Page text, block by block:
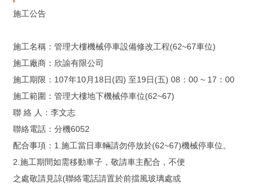
施工公告
施工名稱：管理大樓機械停車設備修改工程(62~67車位)
施工廠商：欣諭有限公司
施工期限：107年10月18日(四) 至19日(五) 08：00 ~ 17：00
施工範圍：管理大樓地下機械停車位(62~67)
聯 絡 人：李文志
聯絡電話：分機6052
配合事項：1.施工當日車輛請勿停放於(62~67)機械停車位。
2.施工期間如需移動車子，敬請車主配合，不便
之處敬請見諒(聯絡電話請置於前擋風玻璃處或